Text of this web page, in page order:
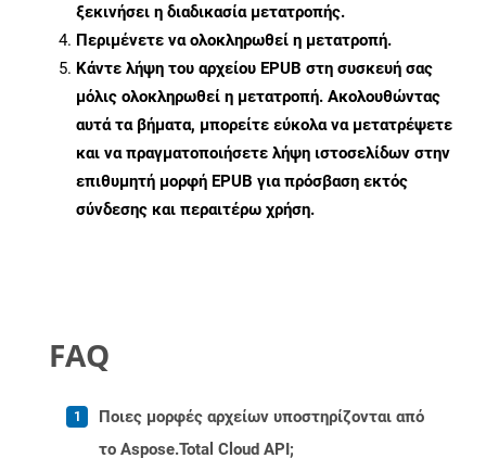
ξεκινήσει η διαδικασία μετατροπής.
Περιμένετε να ολοκληρωθεί η μετατροπή.
Κάντε λήψη του αρχείου EPUB στη συσκευή σας
μόλις ολοκληρωθεί η μετατροπή. Ακολουθώντας
αυτά τα βήματα, μπορείτε εύκολα να μετατρέψετε
και να πραγματοποιήσετε λήψη ιστοσελίδων στην
επιθυμητή μορφή EPUB για πρόσβαση εκτός
σύνδεσης και περαιτέρω χρήση.
FAQ
Ποιες μορφές αρχείων υποστηρίζονται από
το Aspose.Total Cloud API;